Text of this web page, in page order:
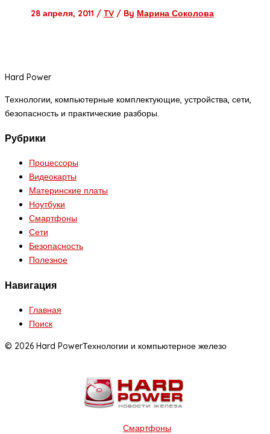
28 апреля, 2011 / TV/ By Марина Соколова
Hard Power
Технологии, компьютерные комплектующие, устройства, сети,
безопасность и практические разборы.
Рубрики
Процессоры
Видеокарты
Материнские платы
Ноутбуки
Смартфоны
Сети
Безопасность
Полезное
Навигация
Главная
Поиск
© 2026 Hard PowerТехнологии и компьютерное железо
Смартфоны